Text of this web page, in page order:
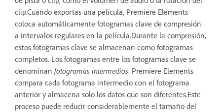
clip.Cuando exportas una película, Premiere Elements
coloca automáticamente fotogramas clave de compresión
a intervalos regulares en la película.Durante la compresión,
estos fotogramas clave se almacenan como fotogramas
completos. Los fotogramas entre los fotogramas clave se
denominan fotogramas intermedios. Premiere Elements
compara cada fotograma intermedio con el fotograma
anterior y almacena solo los datos que son diferentes.Este
proceso puede reducir considerablemente el tamaño del